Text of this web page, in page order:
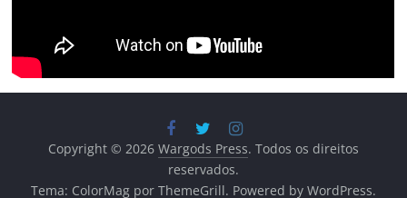
Copyright © 2026 Wargods Press. Todos os direitos
reservados.
Tema: ColorMagpor ThemeGrill. Powered by WordPress.